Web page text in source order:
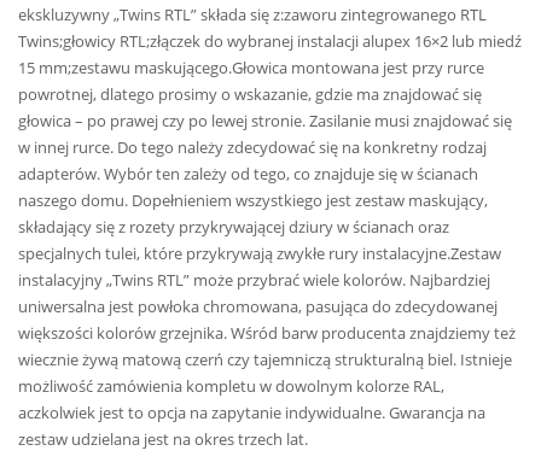
ekskluzywny „Twins RTL” składa się z:zaworu zintegrowanego RTL
Twins;głowicy RTL;złączek do wybranej instalacji alupex 16×2 lub miedź
15 mm;zestawu maskującego.Głowica montowana jest przy rurce
powrotnej, dlatego prosimy o wskazanie, gdzie ma znajdować się
głowica – po prawej czy po lewej stronie. Zasilanie musi znajdować się
w innej rurce. Do tego należy zdecydować się na konkretny rodzaj
adapterów. Wybór ten zależy od tego, co znajduje się w ścianach
naszego domu. Dopełnieniem wszystkiego jest zestaw maskujący,
składający się z rozety przykrywającej dziury w ścianach oraz
specjalnych tulei, które przykrywają zwykłe rury instalacyjne.Zestaw
instalacyjny „Twins RTL” może przybrać wiele kolorów. Najbardziej
uniwersalna jest powłoka chromowana, pasująca do zdecydowanej
większości kolorów grzejnika. Wśród barw producenta znajdziemy też
wiecznie żywą matową czerń czy tajemniczą strukturalną biel. Istnieje
możliwość zamówienia kompletu w dowolnym kolorze RAL,
aczkolwiek jest to opcja na zapytanie indywidualne. Gwarancja na
zestaw udzielana jest na okres trzech lat.